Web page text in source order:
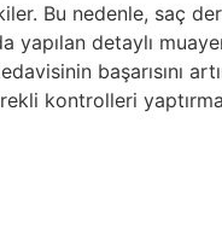
Bu nedenle, saç
yapılan detaylı
başarısını
kontrolleri